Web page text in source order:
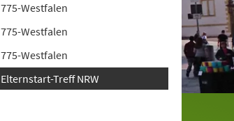
775-Westfalen
775-Westfalen
775-Westfalen
Elternstart-Treff NRW